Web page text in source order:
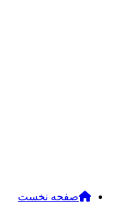
صفحه نخست